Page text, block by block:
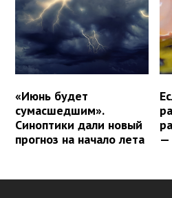
«Июнь будет
сумасшедшим».
Синоптики дали новый
прогноз на начало лета
—